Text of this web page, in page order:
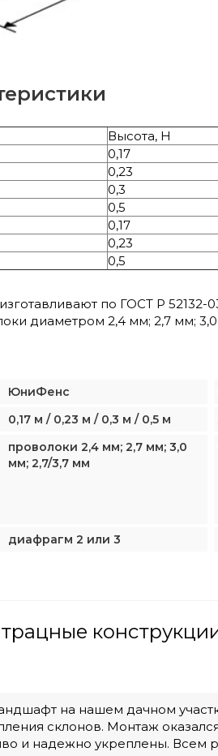
Высота, H
0,17
0,23
0,3
0,5
0,17
0,23
0,5
по ГОСТ Р 52132-
диаметром 2,4 мм; 2,7 мм;
ЮниФенс
0,17 м / 0,23 м / 0,3 м / 0,5 м
проволоки 2,4 мм; 2,7 мм; 3,0
мм; 2,7/3,7 мм
диафрагм 2 или 3
на нашем дачном
склонов. Монтаж
и надежно укреплены. Всем